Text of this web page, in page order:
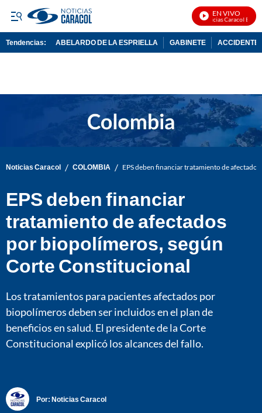
EN VIVO
Noticias Caracol En Vivo
Tendencias: ABELARDO DE LA ESPRIELLA GABINETE ACCIDENTE
Noticias Caracol / COLOMBIA / EPS deben financiar tratamiento de
EPS deben financiar
tratamiento de afectados
por biopolímeros, según
Corte Constitucional
Los tratamientos para pacientes afectados por
biopolímeros deben ser incluidos en el plan de
beneficios en salud. El presidente de la Corte
Constitucional explicó los alcances del fallo.
Por: Noticias Caracol